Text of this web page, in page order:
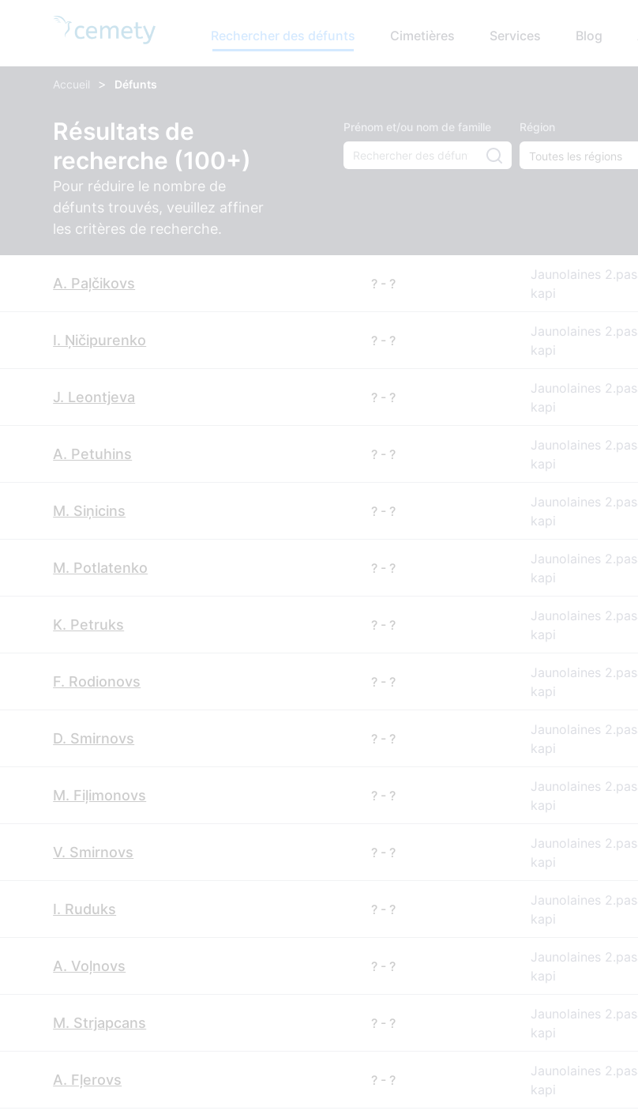
Rechercher des défunts Cimetières Services Blog
Accueil > Défunts
Résultats de
recherche (100+)
Pour réduire le nombre de
défunts trouvés, veuillez affiner
les critères de recherche.
Prénom et/ou nom de famille Région
A. Paļčikovs ? - ?
Jaunolaines
kapi
I. Ņičipurenko ? - ?
Jaunolaines
kapi
J. Leontjeva ? - ?
Jaunolaines
kapi
A. Petuhins ? - ?
Jaunolaines
kapi
M. Siņicins ? - ?
Jaunolaines
kapi
M. Potlatenko ? - ?
Jaunolaines
kapi
K. Petruks ? - ?
Jaunolaines
kapi
F. Rodionovs ? - ?
Jaunolaines
kapi
D. Smirnovs ? - ?
Jaunolaines
kapi
M. Fiļimonovs ? - ?
Jaunolaines
kapi
V. Smirnovs ? - ?
Jaunolaines
kapi
I. Ruduks ? - ?
Jaunolaines
kapi
A. Voļnovs ? - ?
Jaunolaines
kapi
M. Strjapcans ? - ?
Jaunolaines
kapi
A. Fļerovs ? - ?
Jaunolaines
kapi